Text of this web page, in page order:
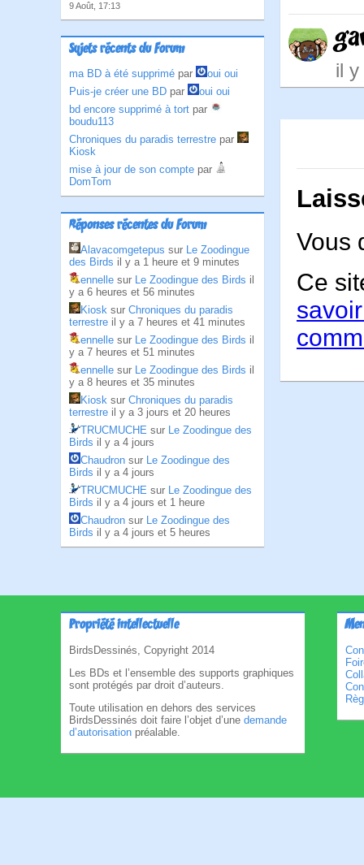
9 Août, 17:13
Sujets récents du Forum
ma BD à été supprimé par
oui oui
Puis-je créer une BD par
oui oui
bd encore supprimé à tort par
boudu113
Chroniques du paradis terrestre par
Kiosk
mise à jour de son compte par
DomTom
Réponses récentes du Forum
Alavacomgetepus sur Le Zoodingue
des Birds il y a 1 heure et 9 minutes
ennelle sur Le Zoodingue des Birds il
y a 6 heures et 56 minutes
Kiosk sur Chroniques du paradis
terrestre il y a 7 heures et 41 minutes
ennelle sur Le Zoodingue des Birds il
y a 7 heures et 51 minutes
ennelle sur Le Zoodingue des Birds il
y a 8 heures et 35 minutes
Kiosk sur Chroniques du paradis
terrestre il y a 3 jours et 20 heures
TRUCMUCHE sur Le Zoodingue des
Birds il y a 4 jours
Chaudron sur Le Zoodingue des
Birds il y a 4 jours
TRUCMUCHE sur Le Zoodingue des
Birds il y a 4 jours et 1 heure
Chaudron sur Le Zoodingue des
Birds il y a 4 jours et 5 heures
il
Vous
Ce
Propriété intellectuelle
BirdsDessinés, Copyright 2014
Les BDs et l’ensemble des supports graphiques
sont protégés par droit d’auteurs.
Toute utilisation en dehors des services
BirdsDessinés doit faire l’objet d’une demande
d’autorisation préalable.